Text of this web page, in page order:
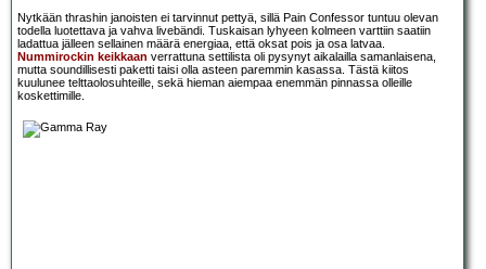
Nytkään thrashin janoisten ei tarvinnut pettyä, sillä Pain Confessor tuntuu olevan
todella luotettava ja vahva livebändi. Tuskaisan lyhyeen kolmeen varttiin saatiin
ladattua jälleen sellainen määrä energiaa, että oksat pois ja osa latvaa.
Nummirockin keikkaan verrattuna settilista oli pysynyt aikalailla samanlaisena,
mutta soundillisesti paketti taisi olla asteen paremmin kasassa. Tästä kiitos
kuulunee telttaolosuhteille, sekä hieman aiempaa enemmän pinnassa olleille
koskettimille.